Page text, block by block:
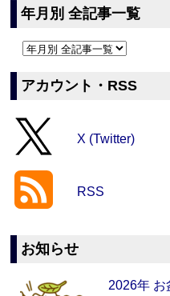
年月別 全記事一覧
アカウント・RSS
X (Twitter)
RSS
お知らせ
2026年 お